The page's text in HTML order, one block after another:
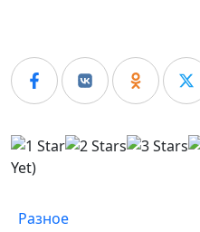
Yet)
Разное